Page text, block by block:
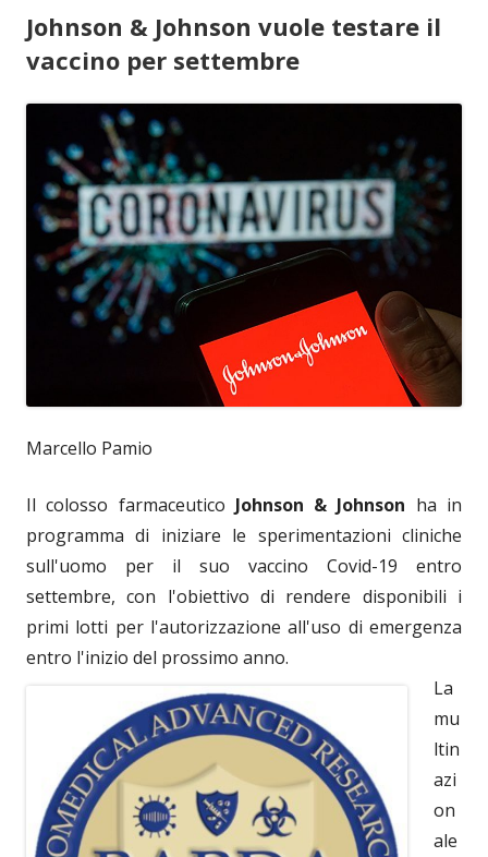
Johnson & Johnson vuole testare il
vaccino per settembre
Marcello Pamio
Il colosso farmaceutico Johnson & Johnson ha in
programma di iniziare le sperimentazioni cliniche
sull'uomo per il suo vaccino Covid-19 entro
settembre, con l'obiettivo di rendere disponibili i
primi lotti per l'autorizzazione all'uso di emergenza
entro l'inizio del prossimo anno.
La
mu
ltin
azi
on
ale